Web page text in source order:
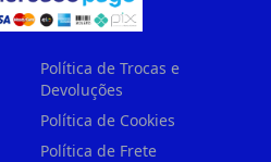
Política de Trocas e
Devoluções
Política de Cookies
Política de Frete